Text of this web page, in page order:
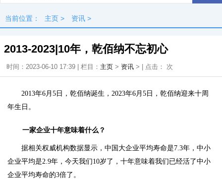
当前位置： 主页 > 资讯 >
2013-2023|10年，乾佰纳不忘初心
时间：2023-06-10 17:39 | 栏目： 主页 > 资讯 > | 点击： 次
2013年6月5日，乾佰纳诞生，2023年6月5日，乾佰纳迎来十周
年生日。
一家企业十年意味着什么？
据相关权威机构数据显示，中国大企业平均寿命是7.3年，中小
企业平均是2.9年，今天我们10岁了，十年意味着我们已经活了中小
企业平均寿命的3倍了。